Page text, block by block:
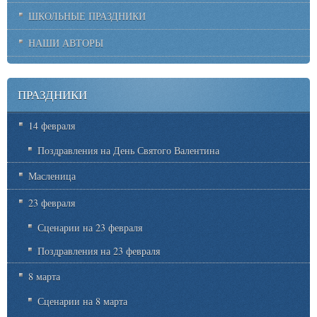
ШКОЛЬНЫЕ ПРАЗДНИКИ
НАШИ АВТОРЫ
ПРАЗДНИКИ
14 февраля
Поздравления на День Святого Валентина
Масленица
23 февраля
Сценарии на 23 февраля
Поздравления на 23 февраля
8 марта
Сценарии на 8 марта